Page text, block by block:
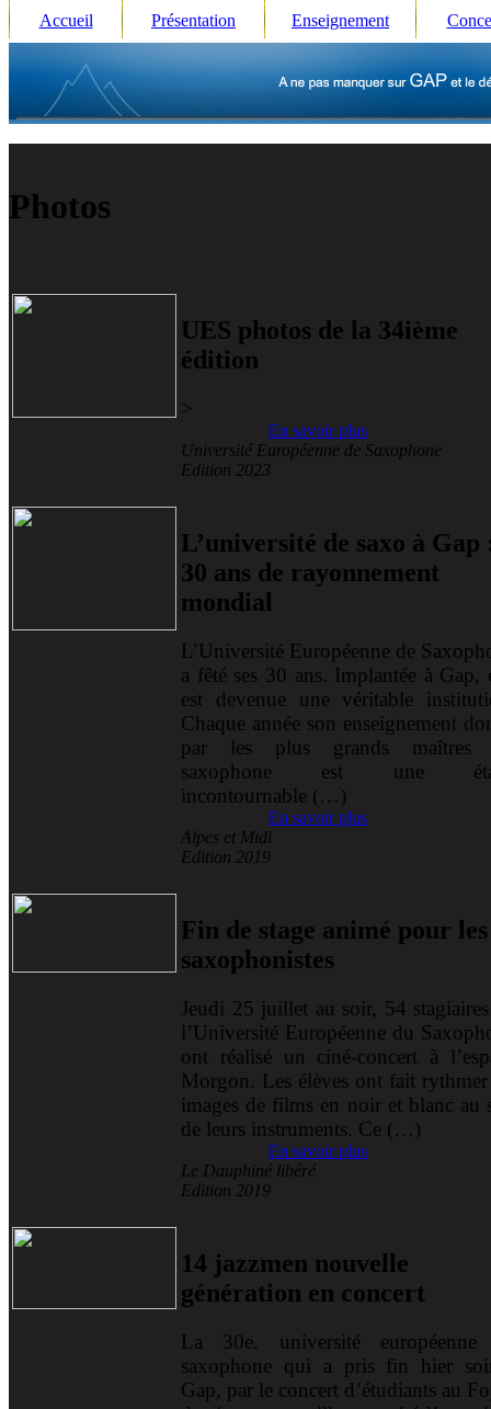
Accueil Présentation Enseignement
Photos
UES photos de la 34ième
édition
>
En savoir plus
Université Européenne de Saxophone
Edition 2023
L’université de saxo à Gap
30 ans de rayonnement
mondial
L’Université Européenne de
a fêté ses 30 ans. Implantée à Gap,
est devenue une véritable
Chaque année son enseignement
par les plus grands maîtres
saxophone est une
incontournable (…)
En savoir plus
Alpes et Midi
Edition 2019
Fin de stage animé pour les
saxophonistes
Jeudi 25 juillet au soir, 54
l’Université Européenne du
ont réalisé un ciné-concert à
Morgon. Les élèves ont fait rythmer
images de films en noir et blanc au
de leurs instruments. Ce (…)
En savoir plus
Le Dauphiné libéré
Edition 2019
14 jazzmen nouvelle
génération en concert
La 30e. université européenne
saxophone qui a pris fin hier
Gap, par le concert d’étudiants au